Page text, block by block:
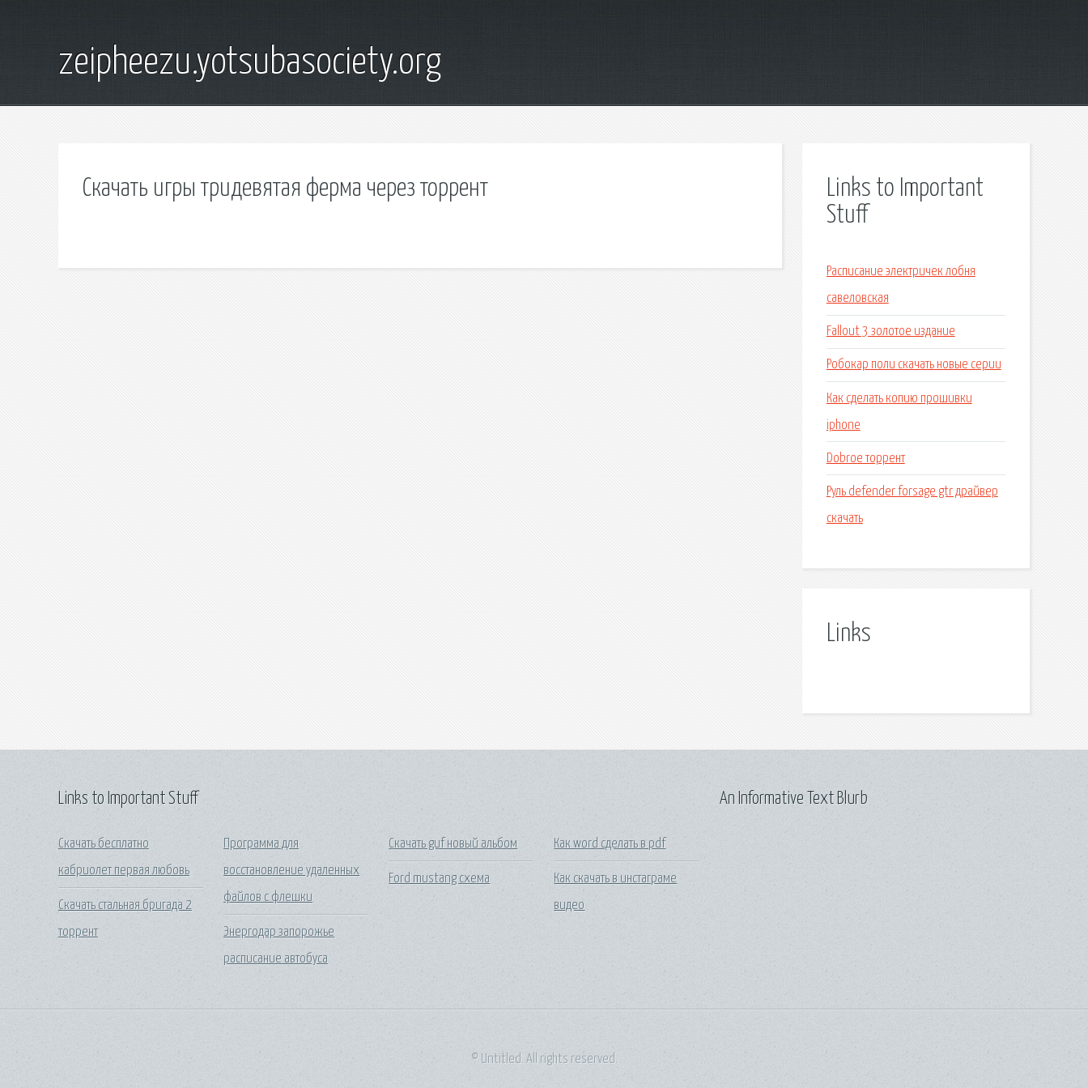
zeipheezu.yotsubasociety.org
Скачать игры тридевятая ферма через торрент
Links to Important
Stuff
Расписание электричек лобня
савеловская
Fallout 3 золотое издание
Робокар поли скачать новые серии
Как сделать копию прошивки
iphone
Dobroe торрент
Руль defender forsage gtr драйвер
скачать
Links
Links to Important Stuff
Скачать бесплатно
кабриолет первая любовь
Скачать стальная бригада 2
торрент
Программа для
восстановление удаленных
файлов с флешки
Энергодар запорожье
расписание автобуса
Скачать guf новый альбом
Ford mustang схема
Как word сделать в pdf
Как скачать в инстаграме
видео
An Informative Text Blurb
© Untitled. All rights reserved.